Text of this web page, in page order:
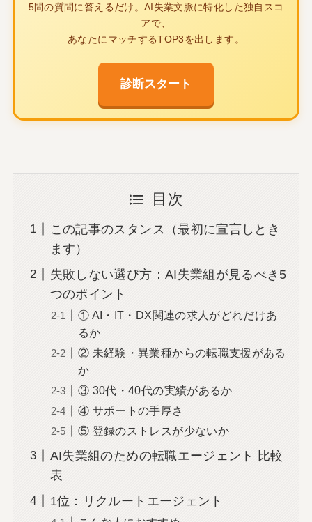
5問の質問に答えるだけ。AI失業文脈に特化した独自スコ
アで、
あなたにマッチするTOP3を出します。
診断スタート
目次
この記事のスタンス（最初に宣言しとき
ます）
失敗しない選び方：AI失業組が見るべき5
つのポイント
① AI・IT・DX関連の求人がどれだけあ
るか
② 未経験・異業種からの転職支援がある
か
③ 30代・40代の実績があるか
④ サポートの手厚さ
⑤ 登録のストレスが少ないか
AI失業組のための転職エージェント 比較
表
1位：リクルートエージェント